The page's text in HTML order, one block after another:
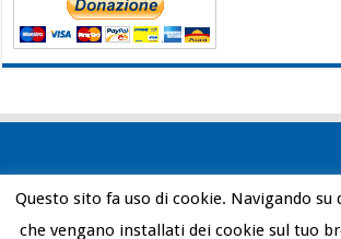
Powered by WordPress| Designed by
Questo sito fa uso di cookie. Navigando
che vengano installati dei cookie sul tuo